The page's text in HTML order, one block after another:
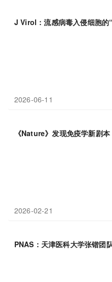
J Virol：流感病毒入侵细胞的
2026-06-11
《Nature》发现免疫学新剧
2026-02-21
PNAS：天津医科大学张锴团